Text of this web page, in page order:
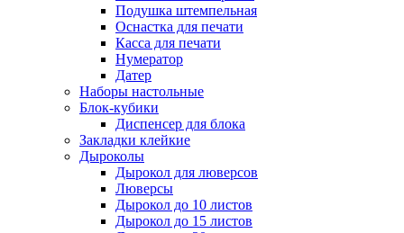
Подушка штемпельная
Оснастка для печати
Касса для печати
Нумератор
Датер
Наборы настольные
Блок-кубики
Диспенсер для блока
Закладки клейкие
Дыроколы
Дырокол для люверсов
Люверсы
Дырокол до 10 листов
Дырокол до 15 листов